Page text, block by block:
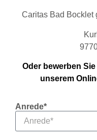
Caritas Bad Bocklet
Oder bewerben
unserem
Anrede*